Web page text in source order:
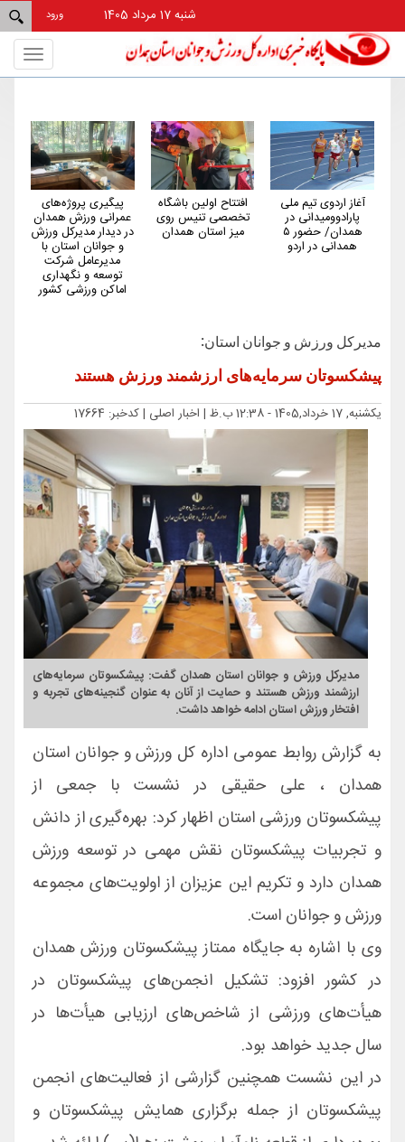
ورود
شنبه 17 مرداد 1405
آغاز اردوی تیم ملی
پارادوومیدانی در
همدان/ حضور ۵
همدانی در اردو
افتتاح اولین باشگاه
تخصصی تنیس روی
میز استان همدان
پیگیری پروژه‌های
عمرانی ورزش همدان
در دیدار مدیرکل ورزش
و جوانان استان با
مدیرعامل شرکت
توسعه و نگهداری
اماکن ورزشی کشور
مدیرکل ورزش و جوانان استان:
پیشکسوتان سرمایه‌های ارزشمند ورزش هستند
یکشنبه, 17 خرداد,1405 - 12:38 ب.ظ | اخبار اصلی | کدخبر: 17664
مدیرکل ورزش و جوانان استان همدان گفت: پیشکسوتان سرمایه‌های
ارزشمند ورزش هستند و حمایت از آنان به عنوان گنجینه‌های تجربه و
افتخار ورزش استان ادامه خواهد داشت.
به گزارش روابط عمومی اداره کل ورزش و جوانان استان
همدان ، علی حقیقی در نشست با جمعی از
پیشکسوتان ورزشی استان اظهار کرد: بهره‌گیری از دانش
و تجربیات پیشکسوتان نقش مهمی در توسعه ورزش
همدان دارد و تکریم این عزیزان از اولویت‌های مجموعه
ورزش و جوانان است.
وی با اشاره به جایگاه ممتاز پیشکسوتان ورزش همدان
در کشور افزود: تشکیل انجمن‌های پیشکسوتان در
هیأت‌های ورزشی از شاخص‌های ارزیابی هیأت‌ها در
سال جدید خواهد بود.
در این نشست همچنین گزارشی از فعالیت‌های انجمن
پیشکسوتان از جمله برگزاری همایش پیشکسوتان و